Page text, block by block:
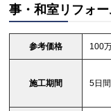
事・和室リフォ
参考価格 100
施工期間 5日間